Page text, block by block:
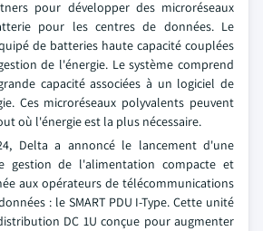
pour développer des microréseaux
pour les centres de données. Le
de batteries haute capacité couplées
de l'énergie. Le système comprend
capacité associées à un logiciel de
Ces microréseaux polyvalents peuvent
où l'énergie est la plus nécessaire.
Delta a annoncé le lancement d'une
gestion de l'alimentation compacte et
aux opérateurs de télécommunications
: le SMART PDU I-Type. Cette unité
DC 1U conçue pour augmenter